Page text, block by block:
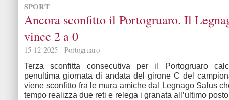
SPORT
Ancora sconfitto il Portogruaro. Il
vince 2 a 0
15-12-2025 - Portogruaro
Terza sconfitta consecutiva per il Portogruaro
penultima giornata di andata del girone C del
viene sconfitto fra le mura amiche dal Legnago Salus
tempo realizza due reti e relega i granata all’ultimo